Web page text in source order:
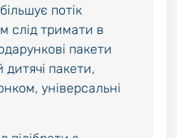
потік
слід тримати в
пакети
пакети,
універсальні